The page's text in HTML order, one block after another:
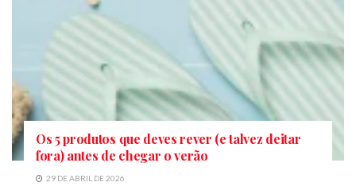
Os 5 produtos que deves rever (e talvez deitar
fora) antes de chegar o verão
29 DE ABRIL DE 2026